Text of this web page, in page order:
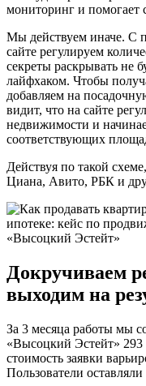
мониторинг и помогает
Мы действуем иначе. С
сайте регулируем
секреты раскрывать не
лайфхаком. Чтобы
добавляем на
видит, что на сайте
недвижимости и
соответствующих
Действуя по такой
Циана, Авито, РБК и
Докручиваем
выходим на
За 3 месяца работы мы
«Высоцкий Эстейт» 293
стоимость заявки
Пользователи